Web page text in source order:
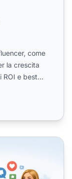
come
la crescita
ROI e best